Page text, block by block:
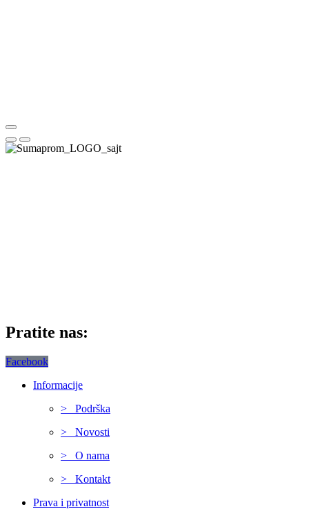
Pratite nas:
Facebook
Informacije
> Podrška
> Novosti
> O nama
> Kontakt
Prava i privatnost